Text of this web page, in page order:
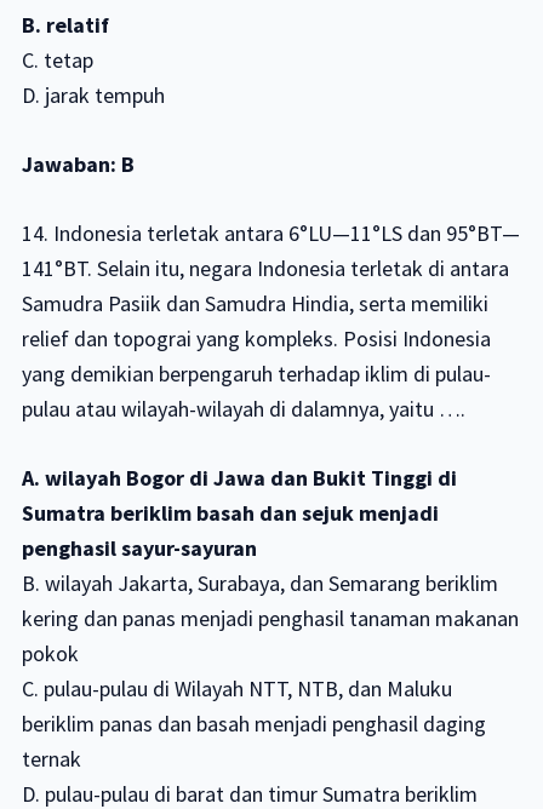
B. relatif
C. tetap
D. jarak tempuh
Jawaban: B
14. Indonesia terletak antara 6°LU—11°LS dan 95°BT—
141°BT. Selain itu, negara Indonesia terletak di antara
Samudra Pasiik dan Samudra Hindia, serta memiliki
relief dan topograi yang kompleks. Posisi Indonesia
yang demikian berpengaruh terhadap iklim di pulau-
pulau atau wilayah-wilayah di dalamnya, yaitu ….
A. wilayah Bogor di Jawa dan Bukit Tinggi di
Sumatra beriklim basah dan sejuk menjadi
penghasil sayur-sayuran
B. wilayah Jakarta, Surabaya, dan Semarang beriklim
kering dan panas menjadi penghasil tanaman makanan
pokok
C. pulau-pulau di Wilayah NTT, NTB, dan Maluku
beriklim panas dan basah menjadi penghasil daging
ternak
D. pulau-pulau di barat dan timur Sumatra beriklim